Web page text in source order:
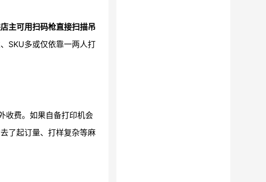
主可用扫码枪直接扫描吊
SKU多或仅依靠一两人打
收费。如果自备打印机会
了起订量、打样复杂等麻